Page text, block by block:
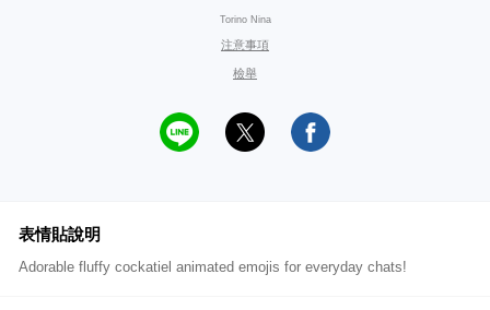
Torino Nina
注意事項
檢舉
表情貼說明
Adorable fluffy cockatiel animated emojis for everyday chats!